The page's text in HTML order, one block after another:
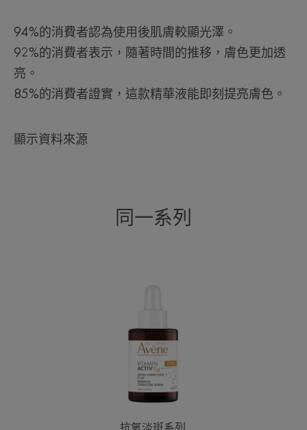
94%的消費者認為使用後肌膚較顯光澤。
92%的消費者表示，隨著時間的推移，膚色更加透
亮。
85%的消費者證實，這款精華液能即刻提亮膚色。
顯示資料來源
同一系列
氧
淡
斑
精
華
晚)
抗氧淡斑系列